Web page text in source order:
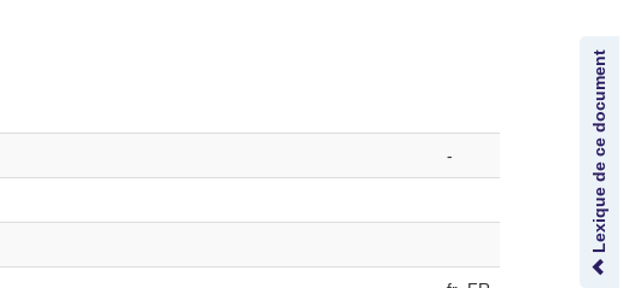
Lexique de ce document
-